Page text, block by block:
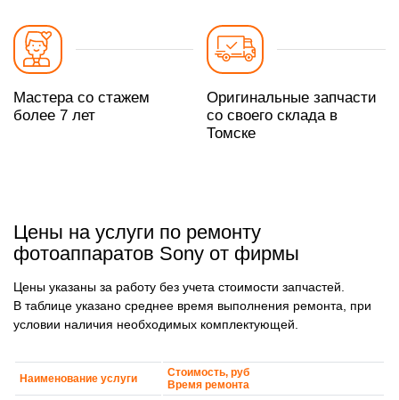
Мастера со стажем
более 7 лет
Оригинальные запчасти
со своего склада в
Томске
Цены на услуги по ремонту
фотоаппаратов Sony от фирмы
Цены указаны за работу без учета стоимости запчастей.
В таблице указано среднее время выполнения ремонта, при
условии наличия необходимых комплектующей.
Наименование услуги
Стоимость, руб
Время ремонта